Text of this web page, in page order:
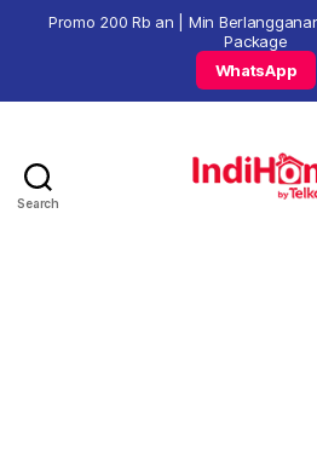
Search
Promo 200 Rb an | Min
Package
WhatsApp